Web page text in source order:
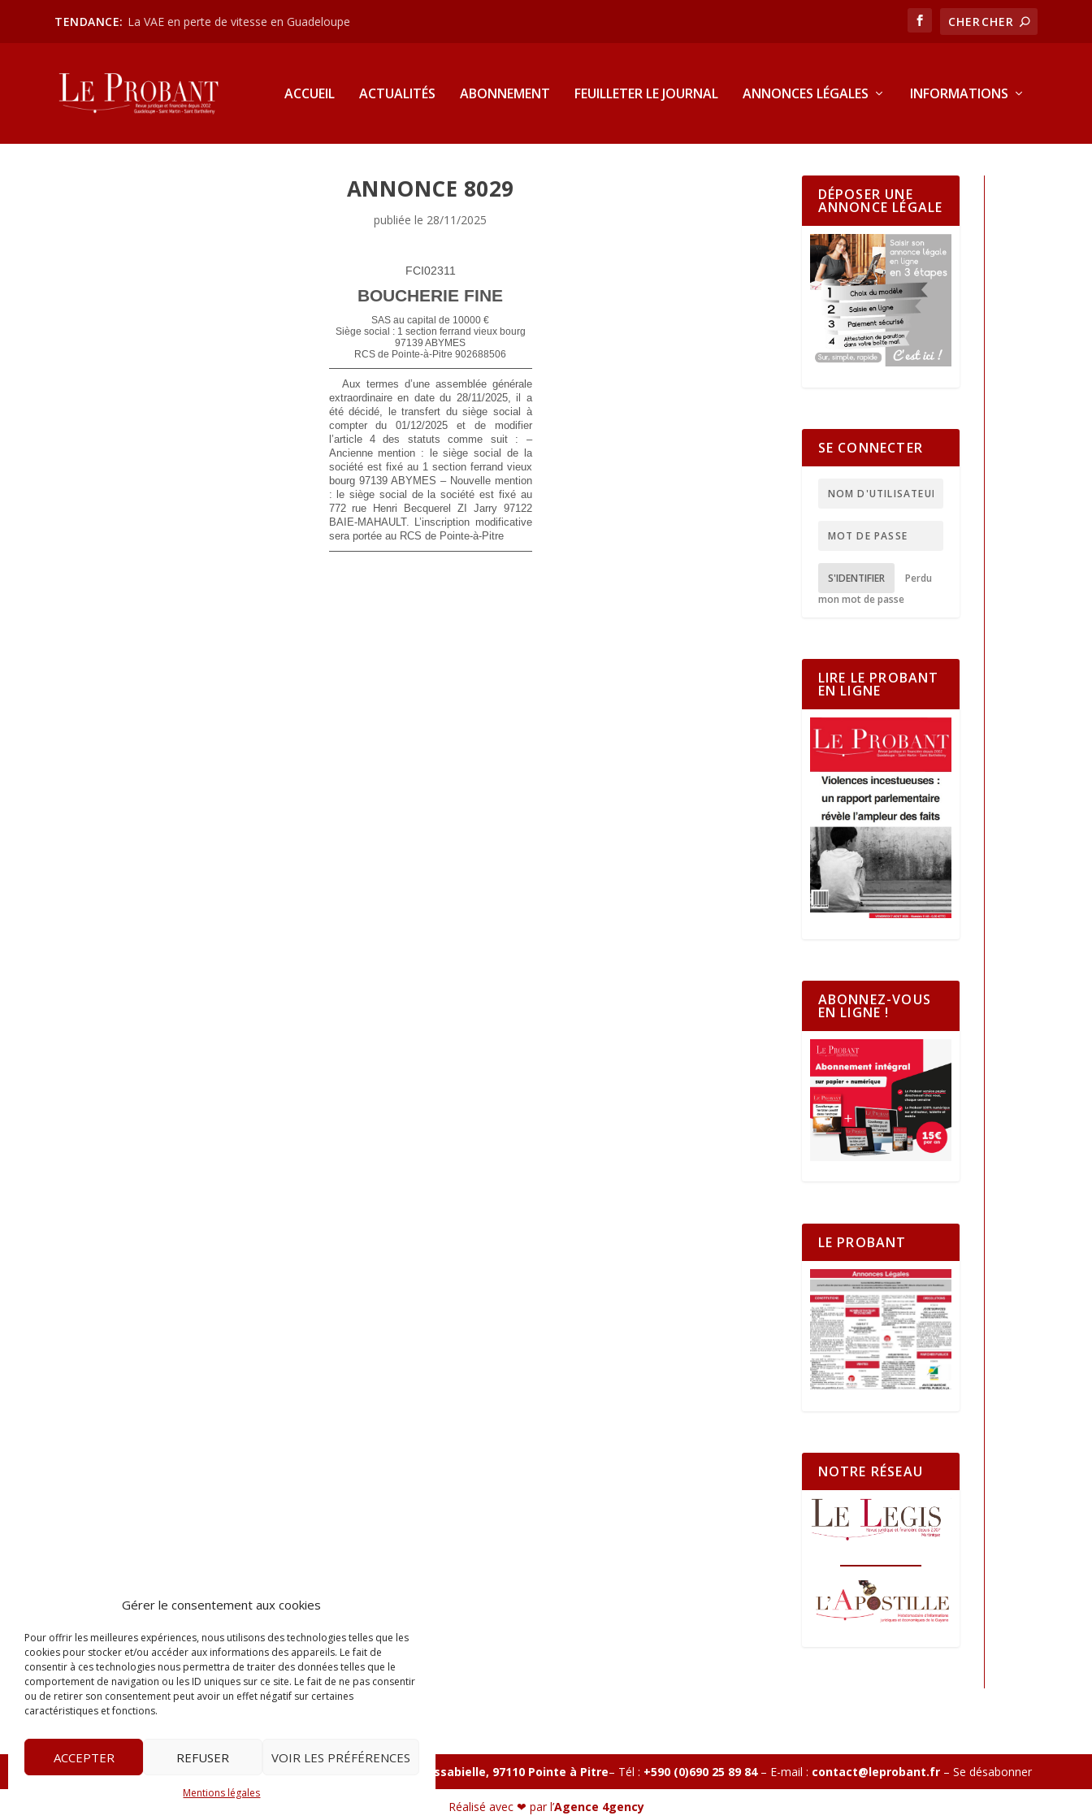
Gérer le consentement aux cookies
Pour offrir les meilleures expériences, nous utilisons des technologies telles que les
cookies pour stocker et/ou accéder aux informations des appareils. Le fait de
consentir à ces technologies nous permettra de traiter des données telles que le
comportement de navigation ou les ID uniques sur ce site. Le fait de ne pas consentir
ou de retirer son consentement peut avoir un effet négatif sur certaines
caractéristiques et fonctions.
ACCEPTER REFUSER VOIR LES PRÉFÉRENCES
Mentions légales
TENDANCE: La VAE en perte de vitesse en Guadeloupe
ACCUEIL ACTUALITÉS ABONNEMENT FEUILLETER LE JOURNAL ANNONCES LÉGALES INFORMATIONS
ANNONCE 8029
publiée le 28/11/2025
FCI02311
BOUCHERIE FINE
SAS au capital de 10000 €
Siège social : 1 section ferrand vieux bourg
97139 ABYMES
RCS de Pointe-à-Pitre 902688506
Aux termes d’une assemblée générale
extraordinaire en date du 28/11/2025, il a
été décidé, le transfert du siège social à
compter du 01/12/2025 et de modifier
l’article 4 des statuts comme suit : –
Ancienne mention : le siège social de la
société est fixé au 1 section ferrand vieux
bourg 97139 ABYMES – Nouvelle mention
: le siège social de la société est fixé au
772 rue Henri Becquerel ZI Jarry 97122
BAIE-MAHAULT. L’inscription modificative
sera portée au RCS de Pointe-à-Pitre
DÉPOSER UNE
ANNONCE LÉGALE
SE CONNECTER
S'IDENTIFIER
Perdu
mon mot de passe
LIRE LE PROBANT
EN LIGNE
ABONNEZ-VOUS
EN LIGNE !
LE PROBANT
NOTRE RÉSEAU
Le Probant Tour Massabielle, Rue Massabielle, 97110 Pointe à Pitre– Tél : +590 (0)690 25 89 84– E-mail : contact@leprobant.fr– Se désabonner
Réalisé avec ❤ par l’Agence 4gency